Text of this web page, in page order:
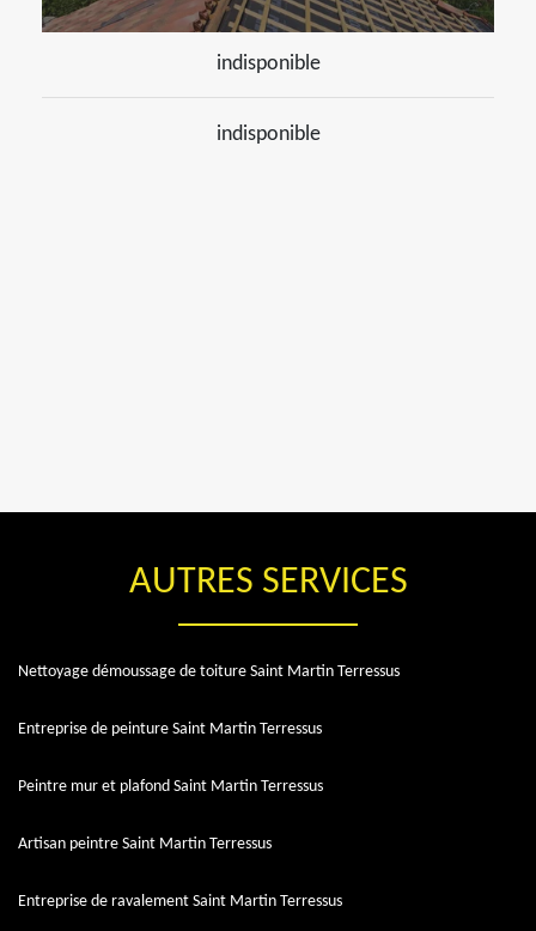
indisponible
indisponible
AUTRES SERVICES
Nettoyage démoussage de toiture Saint Martin Terressus
Entreprise de peinture Saint Martin Terressus
Peintre mur et plafond Saint Martin Terressus
Artisan peintre Saint Martin Terressus
Entreprise de ravalement Saint Martin Terressus